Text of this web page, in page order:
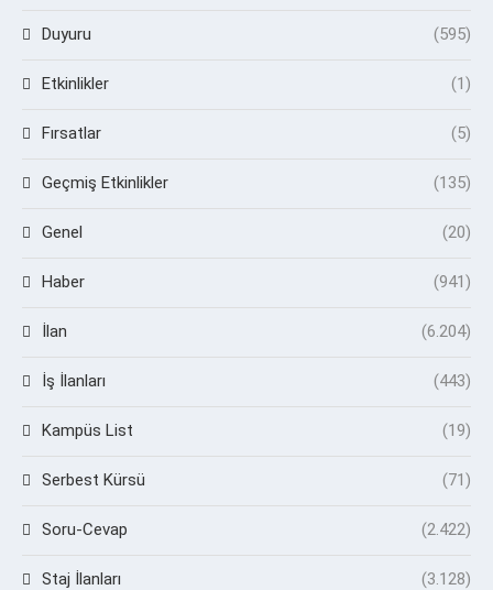
Duyuru (595)
Etkinlikler (1)
Fırsatlar (5)
Geçmiş Etkinlikler (135)
Genel (20)
Haber (941)
İlan (6.204)
İş İlanları (443)
Kampüs List (19)
Serbest Kürsü (71)
Soru-Cevap (2.422)
Staj İlanları (3.128)